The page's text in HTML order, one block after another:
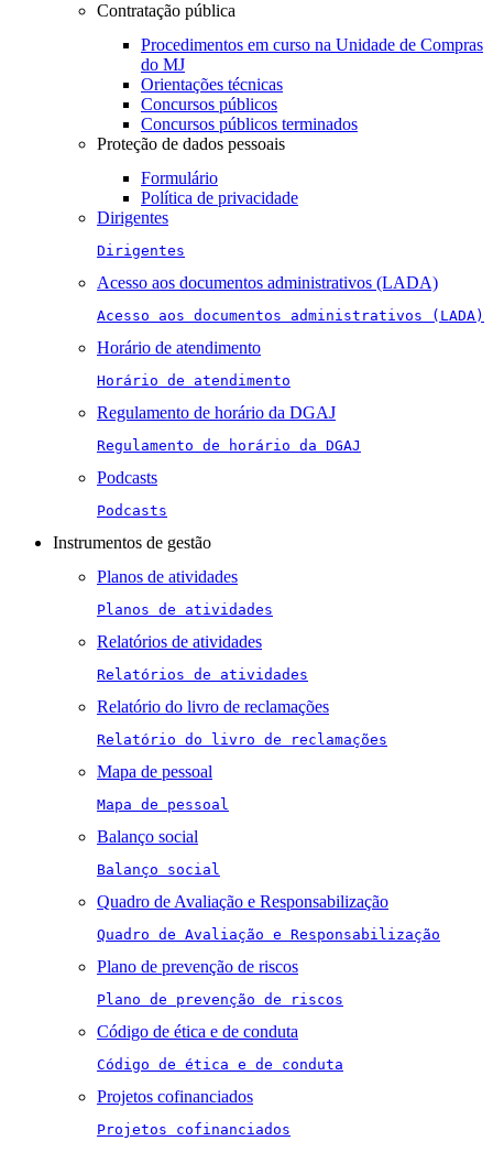
Contratação pública
Procedimentos em curso na Unidade de Compras
do MJ
Orientações técnicas
Concursos públicos
Concursos públicos terminados
Proteção de dados pessoais
Formulário
Política de privacidade
Dirigentes
Dirigentes
Acesso aos documentos administrativos (LADA)
Acesso aos documentos administrativos (LADA)
Horário de atendimento
Horário de atendimento
Regulamento de horário da DGAJ
Regulamento de horário da DGAJ
Podcasts
Podcasts
Instrumentos de gestão
Planos de atividades
Planos de atividades
Relatórios de atividades
Relatórios de atividades
Relatório do livro de reclamações
Relatório do livro de reclamações
Mapa de pessoal
Mapa de pessoal
Balanço social
Balanço social
Quadro de Avaliação e Responsabilização
Quadro de Avaliação e Responsabilização
Plano de prevenção de riscos
Plano de prevenção de riscos
Código de ética e de conduta
Código de ética e de conduta
Projetos cofinanciados
Projetos cofinanciados